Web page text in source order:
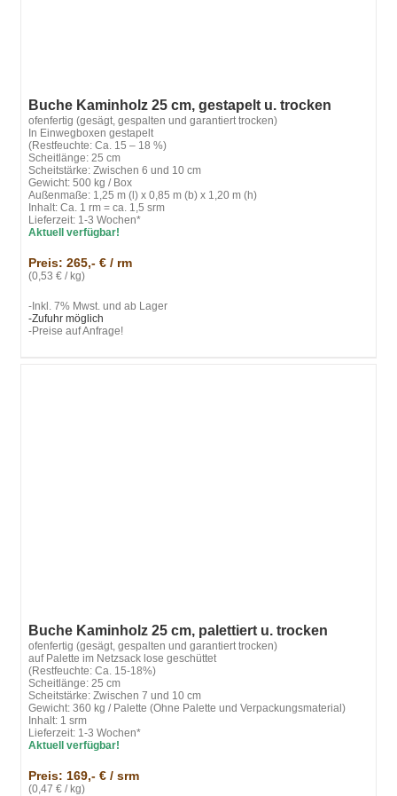
Buche Kaminholz 25 cm, gestapelt u. trocken
ofenfertig (gesägt, gespalten und garantiert trocken)
In Einwegboxen gestapelt
(Restfeuchte: Ca. 15 – 18 %)
Scheitlänge: 25 cm
Scheitstärke: Zwischen 6 und 10 cm
Gewicht: 500 kg / Box
Außenmaße: 1,25 m (l) x 0,85 m (b) x 1,20 m (h)
Inhalt: Ca. 1 rm = ca. 1,5 srm
Lieferzeit: 1-3 Wochen*
Aktuell verfügbar!
Preis: 265,- € / rm
(0,53 € / kg)
-Inkl. 7% Mwst. und ab Lager
-Zufuhr möglich
-Preise auf Anfrage!
Buche Kaminholz 25 cm, palettiert u. trocken
ofenfertig (gesägt, gespalten und garantiert trocken)
auf Palette im Netzsack lose geschüttet
(Restfeuchte: Ca. 15-18%)
Scheitlänge: 25 cm
Scheitstärke: Zwischen 7 und 10 cm
Gewicht: 360 kg / Palette (Ohne Palette und Verpackungsmaterial)
Inhalt: 1 srm
Lieferzeit: 1-3 Wochen*
Aktuell verfügbar!
Preis: 169,- € / srm
(0,47 € / kg)